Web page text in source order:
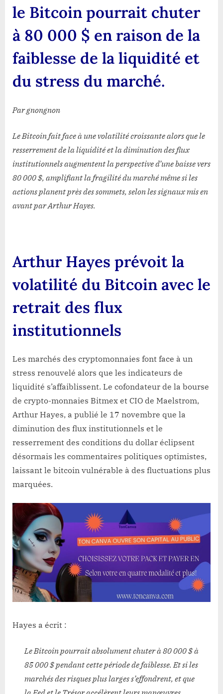
pourrait
à
000
en
de
la
liquidité
et
du
le Bitcoin pourrait chuter
à 80 000 $ en raison de la
faiblesse de la liquidité et
du stress du marché.
Par gnongnon
Le Bitcoin fait face à une volatilité croissante alors que le
resserrement de la liquidité et la diminution des flux
institutionnels augmentent la perspective d’une baisse vers
80 000 $, amplifiant la fragilité du marché même si les
actions planent près des sommets, selon les signaux mis en
avant par Arthur Hayes.
Arthur Hayes prévoit la
volatilité du Bitcoin avec le
retrait des flux
institutionnels
Les marchés des cryptomonnaies font face à un
stress renouvelé alors que les indicateurs de
liquidité s’affaiblissent. Le cofondateur de la bourse
de crypto-monnaies Bitmex et CIO de Maelstrom,
Arthur Hayes, a publié le 17 novembre que la
diminution des flux institutionnels et le
resserrement des conditions du dollar éclipsent
désormais les commentaires politiques optimistes,
laissant le bitcoin vulnérable à des fluctuations plus
marquées.
Hayes a écrit :
Le Bitcoin pourrait absolument chuter à 80 000 $ à
85 000 $ pendant cette période de faiblesse. Et si les
marchés des risques plus larges s’effondrent, et que